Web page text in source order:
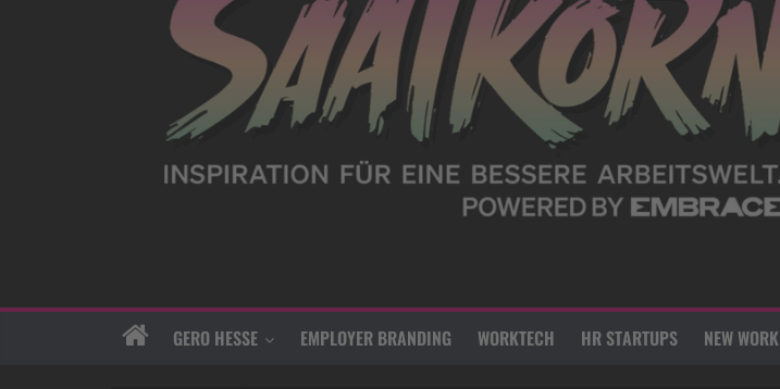
GERO HESSE EMPLOYER BRANDING WORKTECH HR STARTUPS NEW WORK